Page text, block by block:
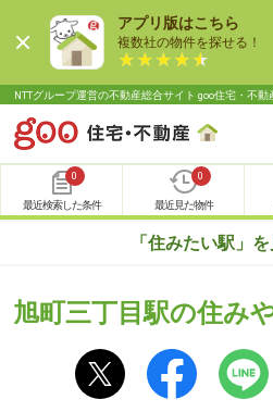
アプリ版はこちら
複数社の物件を探せる！
NTTグループ運営の不動産総合サイト goo住宅・不動
0
最近検索した条件
0
最近見た物件
「住みたい駅」
旭町三丁目駅の住み